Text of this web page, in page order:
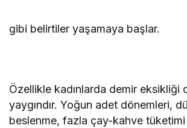
gibi belirtiler yaşamaya başlar.
Özellikle kadınlarda demir eksikliği
yaygındır. Yoğun adet dönemleri,
beslenme, fazla çay-kahve